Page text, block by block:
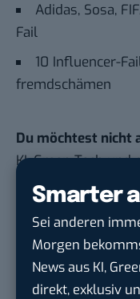
Smarter
Sei anderen
Morgen
News aus KI,
direkt, exklusiv
Adidas, Sosa,
Fail
10 Influencer-
fremdschämen
Du möchtest nicht
KI, Green Tech
geht? Über
Tag UPDATE,
wichtigsten News
damit ihren
kostenlos